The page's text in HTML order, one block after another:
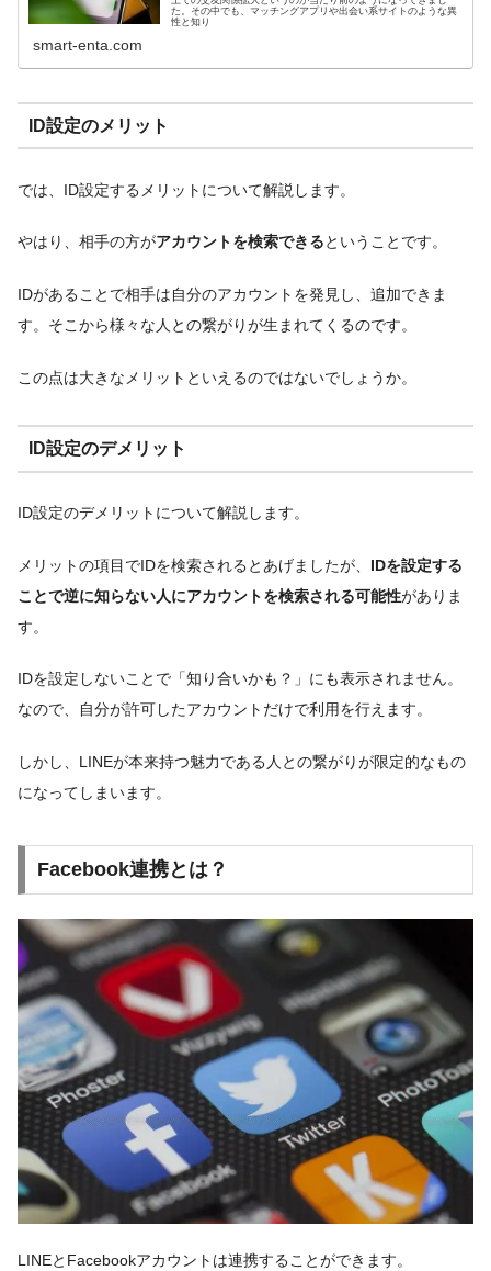
た。その中でも、マッチングアプリや出会い系サイトのような異
性と知り
smart-enta.com
ID設定のメリット
では、ID設定するメリットについて解説します。
やはり、相手の方がアカウントを検索できるということです。
IDがあることで相手は自分のアカウントを発見し、追加できま
す。そこから様々な人との繋がりが生まれてくるのです。
この点は大きなメリットといえるのではないでしょうか。
ID設定のデメリット
ID設定のデメリットについて解説します。
メリットの項目でIDを検索されるとあげましたが、 IDを設定する
ことで逆に知らない人にアカウントを検索される可能性がありま
す。
IDを設定しないことで「知り合いかも？」にも表示されません。
なので、自分が許可したアカウントだけで利用を行えます。
しかし、LINEが本来持つ魅力である人との繋がりが限定的なもの
になってしまいます。
Facebook連携とは？
LINEとFacebookアカウントは連携することができます。